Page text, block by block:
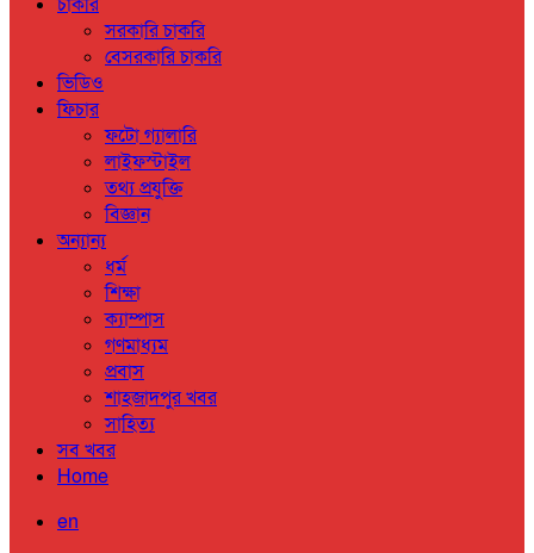
সরকারি চাকরি
বেসরকারি চাকরি
ভিডিও
ফিচার
ফটো গ্যালারি
লাইফস্টাইল
তথ্য প্রযুক্তি
বিজ্ঞান
অন্যান্য
ধর্ম
শিক্ষা
ক্যাম্পাস
গণমাধ্যম
প্রবাস
শাহজাদপুর খবর
সাহিত্য
সব খবর
Home
en